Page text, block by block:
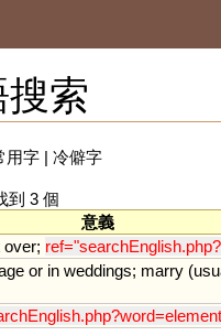
索
用字| 冷僻字
到 3 個
意義
over;
or in weddings; marry (